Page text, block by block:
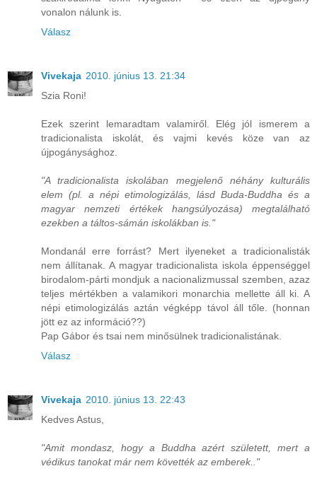
vonalon nálunk is.
Válasz
Vivekaja 2010. június 13. 21:34
Szia Roni!
Ezek szerint lemaradtam valamiről. Elég jól ismerem a
tradicionalista iskolát, és vajmi kevés köze van az
újpogánysághoz.
"A tradicionalista iskolában megjelenő néhány kulturális
elem (pl. a népi etimologizálás, lásd Buda-Buddha és a
magyar nemzeti értékek hangsúlyozása) megtalálható
ezekben a táltos-sámán iskolákban is."
Mondanál erre forrást? Mert ilyeneket a tradicionalisták
nem állítanak. A magyar tradicionalista iskola éppenséggel
birodalom-párti mondjuk a nacionalizmussal szemben, azaz
teljes mértékben a valamikori monarchia mellette áll ki. A
népi etimologizálás aztán végképp távol áll tőle. (honnan
jött ez az információ??)
Pap Gábor és tsai nem minősülnek tradicionalistának.
Válasz
Vivekaja 2010. június 13. 22:43
Kedves Astus,
"Amit mondasz, hogy a Buddha azért született, mert a
védikus tanokat már nem követték az emberek.."